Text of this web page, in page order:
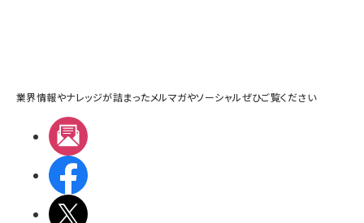
業界情報やナレッジが詰まったメルマガやソーシャルぜひご覧ください